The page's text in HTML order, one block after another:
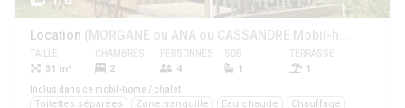
Location (MORGANE ou ANA ou CASSANDRE Mobil-home Confort 31m² - 2 chambres sur parcelle >100m2)
TAILLE
31 m²
CHAMBRES
2
PERSONNES
4
SDB
1
TERRASSE
1
Inclus dans ce mobil-home / chalet
Toilettes séparées Zone tranquille Eau chaude
Chauffage